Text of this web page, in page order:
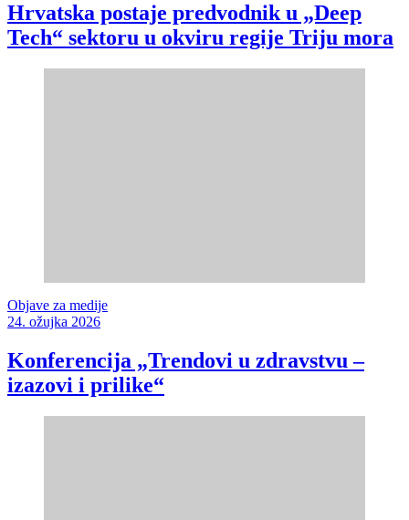
Hrvatska postaje predvodnik u „Deep
Tech“ sektoru u okviru regije Triju mora
Objave za medije
24. ožujka 2026
Konferencija „Trendovi u zdravstvu –
izazovi i prilike“